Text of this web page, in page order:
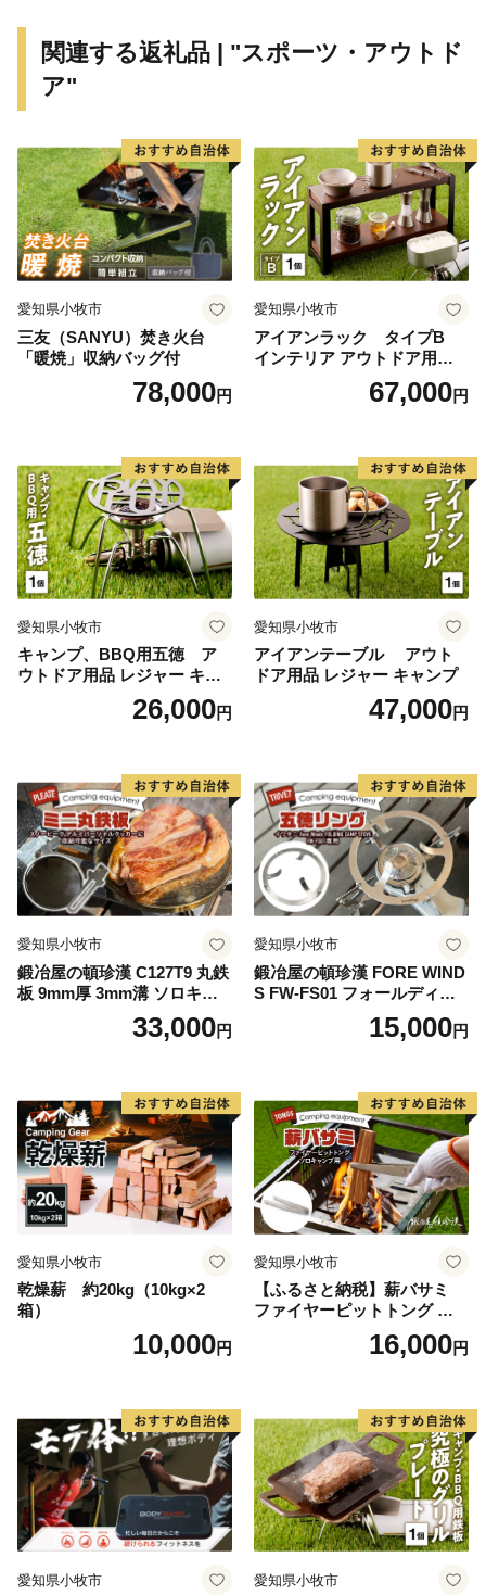
関連する返礼品 | "スポーツ・アウトド
ア"
愛知県小牧市
三友（SANYU）焚き火台
「暖焼」収納バッグ付
78,000円
愛知県小牧市
アイアンラック タイプB
インテリア アウトドア用品
レジャー キャンプ67,000円
愛知県小牧市
キャンプ、BBQ用五徳 ア
ウトドア用品 レジャー キャ
ンプ バーベキュー BBQ 五徳
26,000円
愛知県小牧市
アイアンテーブル アウト
ドア用品 レジャー キャンプ
47,000円
愛知県小牧市
鍛冶屋の頓珍漢 C127T9 丸鉄
板 9mm厚 3mm溝 ソロキャ
ンプ用 専用ハンドル付き ス
ノーピーク アルミパーソナ
33,000円
愛知県小牧市
鍛冶屋の頓珍漢 FORE WIND
S FW-FS01 フォールディン
グ キャンプストーブ専用 五
15,000円
愛知県小牧市
乾燥薪 約20kg（10kg×2
箱）
10,000円
愛知県小牧市
【ふるさと納税】薪バサミ
ファイヤーピットトング ソ
ロキャンプ用 コンパクト ス
テンレス材 軽量 アウトドア
い 繰り返し使える 日本製 安
心 鍛冶屋の頓珍漢 愛知県 送
料無料
16,000円
愛知県小牧市 愛知県小牧市